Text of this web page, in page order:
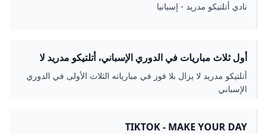
نادي أتلتيكو مدريد - إسبانيا
أول ثلاث مباريات في الدوري الإسباني، أتلتيكو مدريد لا
يزال بلا فوز - جازيتا إكسبريس
أتلتيكو مدريد لا يزال بلا فوز في مبارياته الثلاث الأولى في الدوري
الإسباني
TIKTOK - MAKE YOUR DAY